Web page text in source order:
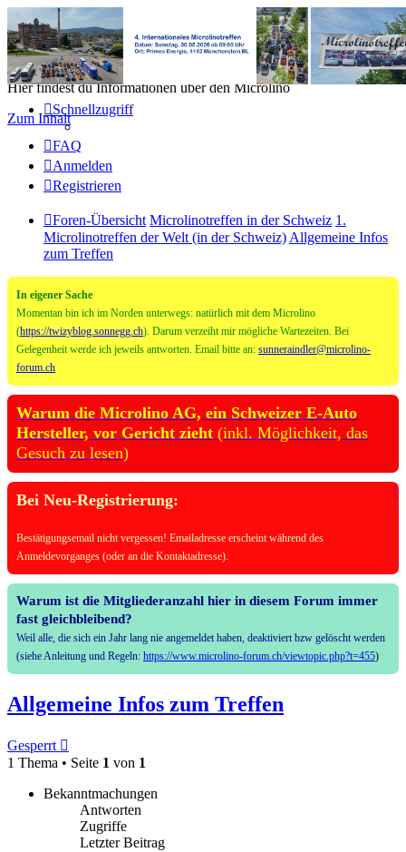
Microlino Forum
Hier findest du Informationen über den Microlino
Zum Inhalt
Schnellzugriff
FAQ
Anmelden
Registrieren
Foren-Übersicht Microlinotreffen in der Schweiz 1.
Microlinotreffen der Welt (in der Schweiz) Allgemeine Infos
zum Treffen
In eigener Sache
Momentan bin ich im Norden unterwegs: natürlich mit dem Microlino
(https://twizyblog.sonnegg.ch). Darum verzeiht mir mögliche Wartezeiten. Bei
Gelegenheit werde ich jeweils antworten. Email bitte an: sunneraindler@microlino-
forum.ch
Warum die Microlino AG, ein Schweizer E-Auto
Hersteller, vor Gericht zieht (inkl. Möglichkeit, das
Gesuch zu lesen)
Bei Neu-Registrierung:
Bestätigungsemail nicht vergessen! Emailadresse erscheint während des
Anmeldevorganges (oder an die Kontaktadresse).
Warum ist die Mitgliederanzahl hier in diesem Forum immer
fast gleichbleibend?
Weil alle, die sich ein Jahr lang nie angemeldet haben, deaktiviert bzw gelöscht werden
(siehe Anleitung und Regeln: https://www.microlino-forum.ch/viewtopic.php?t=455)
Allgemeine Infos zum Treffen
Gesperrt
1 Thema • Seite 1 von 1
Bekanntmachungen
Antworten
Zugriffe
Letzter Beitrag